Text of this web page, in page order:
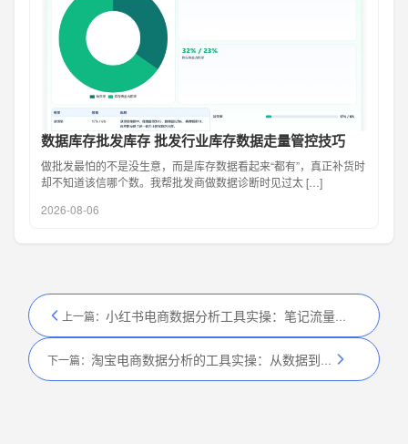
数据库存批发库存 批发行业库存数据走量管控技巧
做批发最怕的不是没生意，而是库存数据看起来“都有”，真正补货时
却不知道该信哪个数。我帮批发商做数据诊断时见过太 […]
2026-08-06
上一篇： 小红书电商数据分析工具实操：笔记流量 + 转化分析
下一篇： 淘宝电商数据分析的工具实操：从数据到爆款